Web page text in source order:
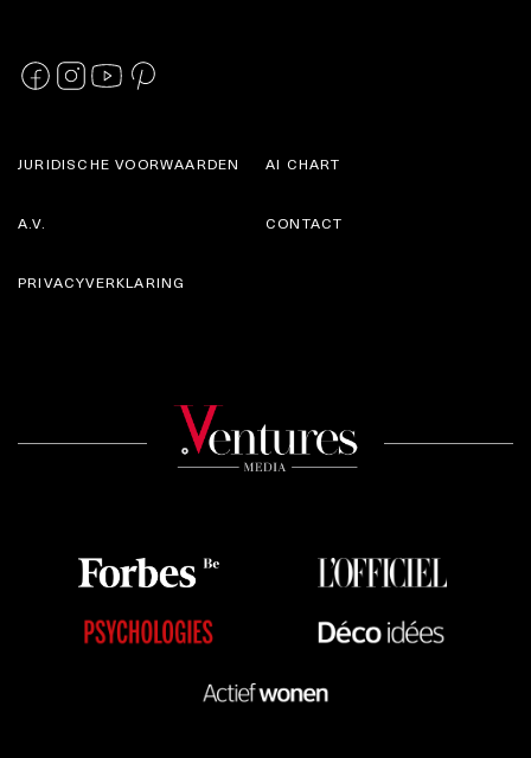
JURIDISCHE VOORWAARDEN
A.V.
AI CHART
CONTACT
PRIVACYVERKLARING